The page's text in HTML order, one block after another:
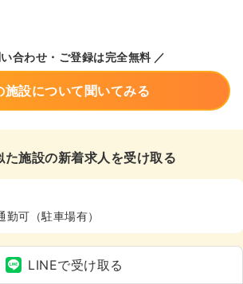
合わせ・ご登録は完全無料 ／
施設について聞いてみる
た施設の新着求人を受け取る
可（駐車場有）
LINEで受け取る